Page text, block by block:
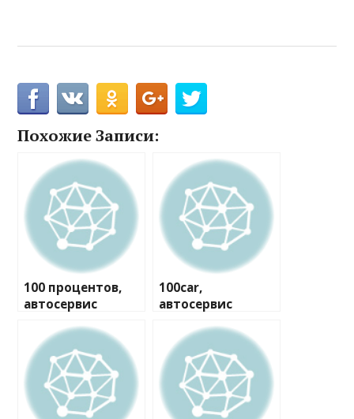
Похожие Записи:
100 процентов,
автосервис
100car,
автосервис